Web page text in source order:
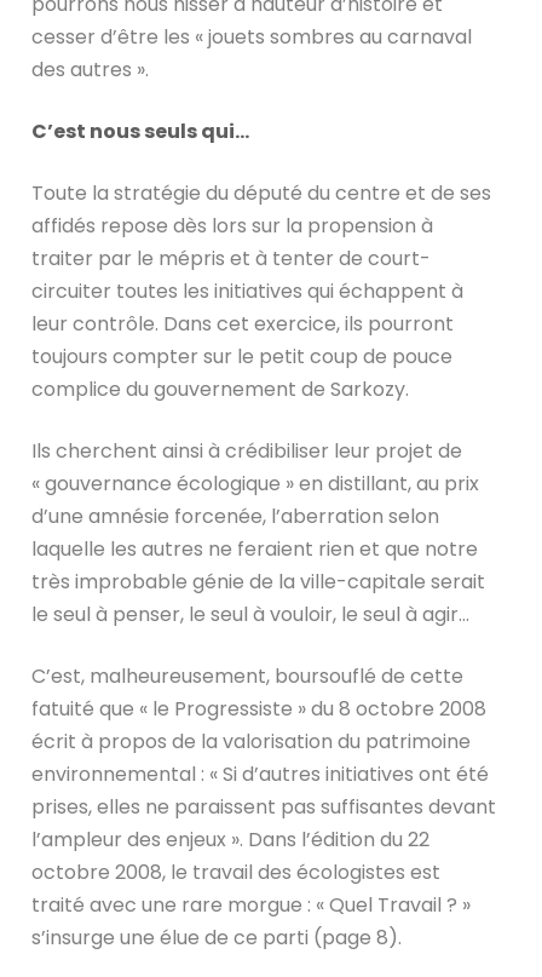
cesser d’être les « jouets sombres au carnaval
des autres ».
C’est nous seuls qui…
Toute la stratégie du député du centre et de ses
affidés repose dès lors sur la propension à
traiter par le mépris et à tenter de court-
circuiter toutes les initiatives qui échappent à
leur contrôle. Dans cet exercice, ils pourront
toujours compter sur le petit coup de pouce
complice du gouvernement de Sarkozy.
Ils cherchent ainsi à crédibiliser leur projet de
« gouvernance écologique » en distillant, au prix
d’une amnésie forcenée, l’aberration selon
laquelle les autres ne feraient rien et que notre
très improbable génie de la ville-capitale serait
le seul à penser, le seul à vouloir, le seul à agir…
C’est, malheureusement, boursouflé de cette
fatuité que « le Progressiste » du 8 octobre 2008
écrit à propos de la valorisation du patrimoine
environnemental : « Si d’autres initiatives ont été
prises, elles ne paraissent pas suffisantes devant
l’ampleur des enjeux ». Dans l’édition du 22
octobre 2008, le travail des écologistes est
traité avec une rare morgue : « Quel Travail ? »
s’insurge une élue de ce parti (page 8).